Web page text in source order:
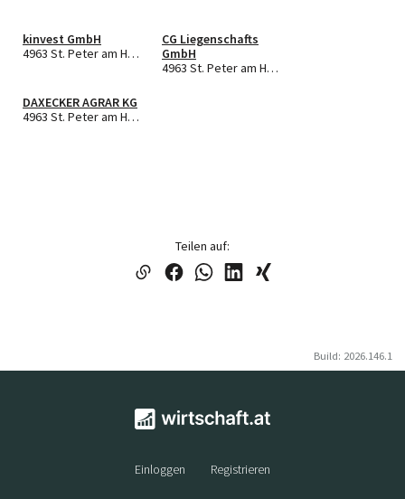
kinvest GmbH
4963 St. Peter am Hart
CG Liegenschafts
GmbH
4963 St. Peter am Hart
DAXECKER AGRAR KG
4963 St. Peter am Hart
Teilen auf:
Build: 2026.146.1
Einloggen Registrieren